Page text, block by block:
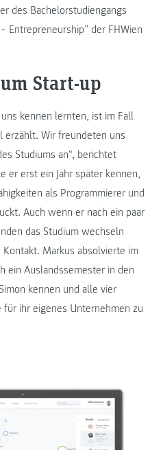
des Bachelorstudiengangs
Entrepreneurship” der FHWien
Start-up
kennen lernten, ist im Fall
erzählt. Wir freundeten uns
Studiums an“, berichtet
er erst ein Jahr später kennen,
als Programmierer und
Auch wenn er nach ein paar
das Studium wechseln
Markus absolvierte im
ein Auslandssemester in den
kennen und alle vier
für ihr eigenes Unternehmen zu